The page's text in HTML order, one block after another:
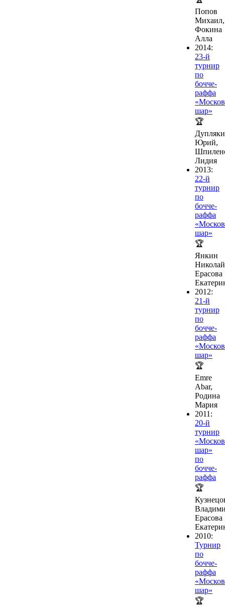
Попов
Михаил,
Фокина
Алла
2014:
23-й
турнир
по
бочче-
раффа
шар»
🏆
Юрий,
Лидия
2013:
22-й
турнир
по
бочче-
раффа
шар»
🏆
Янкин
Ерасова
2012:
21-й
турнир
по
бочче-
раффа
шар»
🏆
Emre
Abar,
Родина
Мария
2011:
20-й
турнир
шар»
по
бочче-
раффа
🏆
Ерасова
2010:
Турнир
по
бочче-
раффа
шар»
🏆